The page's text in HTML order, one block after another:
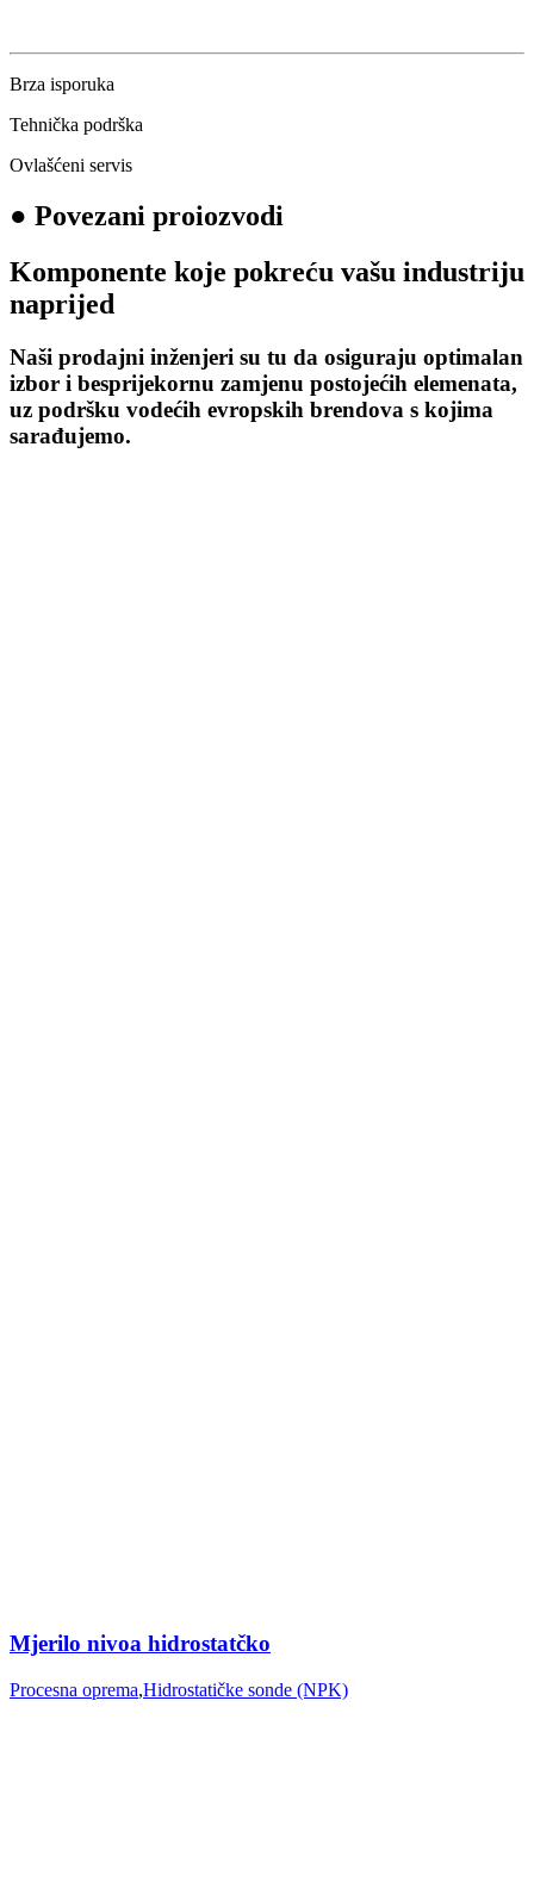
Brza isporuka
Tehnička podrška
Ovlašćeni servis
● Povezani proiozvodi
Komponente koje pokreću vašu industriju
naprijed
Naši prodajni inženjeri su tu da osiguraju optimalan
izbor i besprijekornu zamjenu postojećih elemenata,
uz podršku vodećih evropskih brendova s kojima
sarađujemo.
Mjerilo nivoa hidrostatčko
Procesna oprema,Hidrostatičke sonde (NPK)